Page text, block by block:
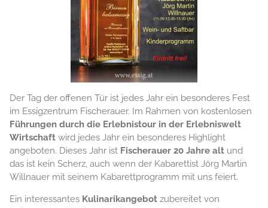
Der Tag der offenen Tür ist jedes Jahr ein besonderes Fest
im Essigzentrum Fischerauer. Im Rahmen von kostenlosen
Führungen durch die Erlebnistour in der Erlebniswelt
Wirtschaft wird jedes Jahr ein besonderes Highlight
angeboten. Dieses Jahr ist Fischerauer 20 Jahre alt und
das ist kein Scherz, auch wenn der Kabarettist Jörg Martin
Willnauer mit seinem Kabarettprogramm mit uns feiert.
Ein interessantes Kulinarikangebot zubereitet von